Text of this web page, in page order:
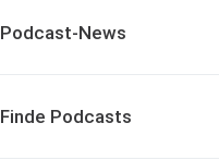
Podcast-News
Finde Podcasts